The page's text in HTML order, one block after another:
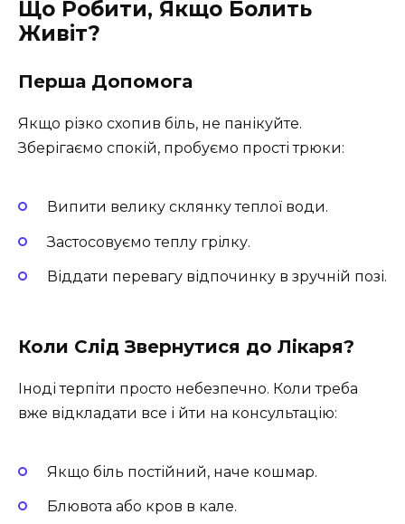
Що Робити, Якщо Болить
Живіт?
Перша Допомога
Якщо різко схопив біль, не панікуйте.
Зберігаємо спокій, пробуємо прості трюки:
Випити велику склянку теплої води.
Застосовуємо теплу грілку.
Віддати перевагу відпочинку в зручній позі.
Коли Слід Звернутися до Лікаря?
Іноді терпіти просто небезпечно. Коли треба
вже відкладати все і йти на консультацію:
Якщо біль постійний, наче кошмар.
Блювота або кров в кале.